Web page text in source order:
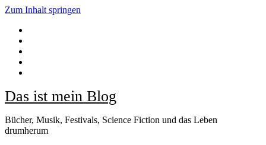
Zum Inhalt springen
Das ist mein Blog
Bücher, Musik, Festivals, Science Fiction und das Leben
drumherum